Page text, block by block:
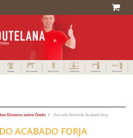
Menaje Herramientas Electricidad Calefacción Fontanería Decoración
Directos sobre Óxido Esmalte Antióxido Acabado forja
ACABADO FORJA